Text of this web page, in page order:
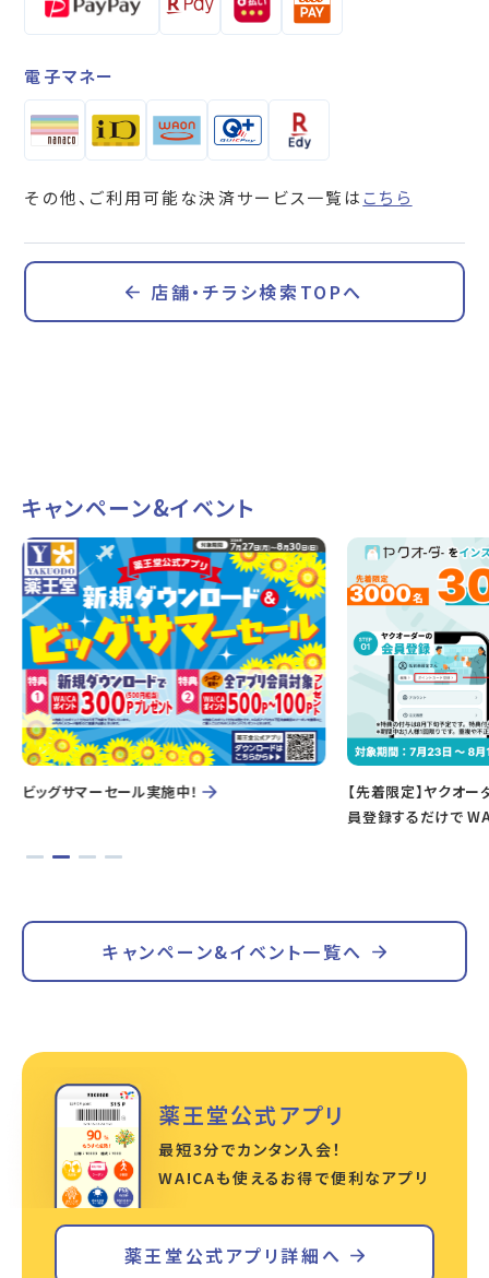
電子マネー
その他、ご利用可能な決済サービス一覧は こちら
店舗・チラシ検索TOPへ
キャンペーン&イベント
ビッグサマーセール実施中！
【先着限定】ヤクオ
員登録するだけで
キャンペーン&イベント一覧へ
薬王堂公式アプリ
最短3分でカンタン入会！
WA!CAも使えるお得で便利なアプリ
薬王堂公式アプリ詳細へ